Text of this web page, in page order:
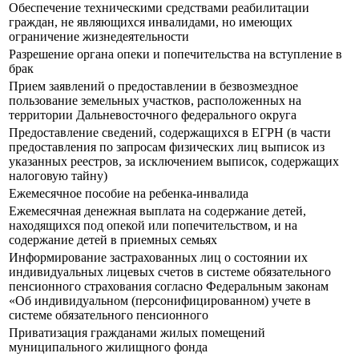
Обеспечение техническими средствами реабилитации
граждан, не являющихся инвалидами, но имеющих
ограничение жизнедеятельности
Разрешение органа опеки и попечительства на вступление в
брак
Прием заявлений о предоставлении в безвозмездное
пользование земельных участков, расположенных на
территории Дальневосточного федерального округа
Предоставление сведений, содержащихся в ЕГРН (в части
предоставления по запросам физических лиц выписок из
указанных реестров, за исключением выписок, содержащих
налоговую тайну)
Ежемесячное пособие на ребенка-инвалида
Ежемесячная денежная выплата на содержание детей,
находящихся под опекой или попечительством, и на
содержание детей в приемных семьях
Информирование застрахованных лиц о состоянии их
индивидуальных лицевых счетов в системе обязательного
пенсионного страхования согласно Федеральным законам
«Об индивидуальном (персонифицированном) учете в
системе обязательного пенсионного
Приватизация гражданами жилых помещений
муниципального жилищного фонда